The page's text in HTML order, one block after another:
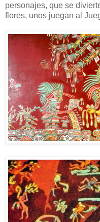
personajes, que se
flores, unos juegan al